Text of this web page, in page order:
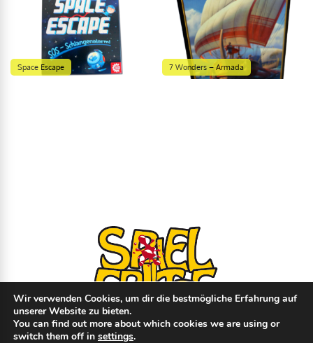
Space Escape 7 Wonders – Armada
Wir verwenden Cookies, um dir die bestmögliche Erfahrung auf
unserer Website zu bieten.
You can find out more about which cookies we are using or
switch them off in settings.